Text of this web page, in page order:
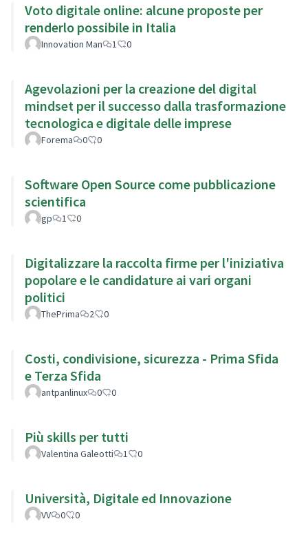
Voto digitale online: alcune proposte per
renderlo possibile in Italia
Innovation Man 1 0
Agevolazioni per la creazione del digital
mindset per il successo dalla trasformazione
tecnologica e digitale delle imprese
Forema 0 0
Software Open Source come pubblicazione
scientifica
gp 1 0
Digitalizzare la raccolta firme per l'iniziativa
popolare e le candidature ai vari organi
politici
ThePrima 2 0
Costi, condivisione, sicurezza - Prima Sfida
e Terza Sfida
antpanlinux 0 0
Più skills per tutti
Valentina Galeotti 1 0
Università, Digitale ed Innovazione
VV 0 0